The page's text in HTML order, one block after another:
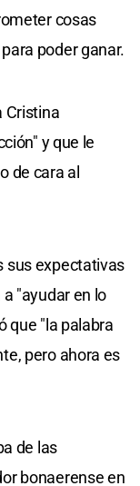
cosas
poder ganar.
Cristina
y que le
de cara al
sus expectativas
"ayudar en lo
que "la palabra
pero ahora es
de las
bonaerense en